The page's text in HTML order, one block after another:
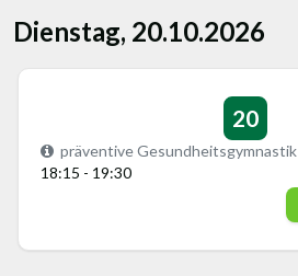
Dienstag, 20.10.2026
20
präventive Gesundheitsgymnastik
18:15 - 19:30